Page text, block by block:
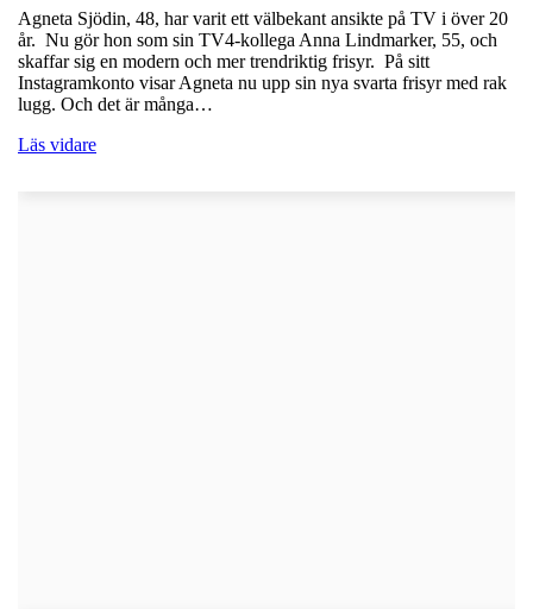
Agneta Sjödin, 48, har varit ett välbekant ansikte på TV i över 20
år. Nu gör hon som sin TV4-kollega Anna Lindmarker, 55, och
skaffar sig en modern och mer trendriktig frisyr. På sitt
Instagramkonto visar Agneta nu upp sin nya svarta frisyr med rak
lugg. Och det är många…
Läs vidare